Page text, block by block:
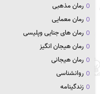
رمان مذهبی
رمان معمایی
رمان های جنایی وپلیسی
رمان هیجان انگیز
رمان هیجانی
روانشناسی
زندگینامه